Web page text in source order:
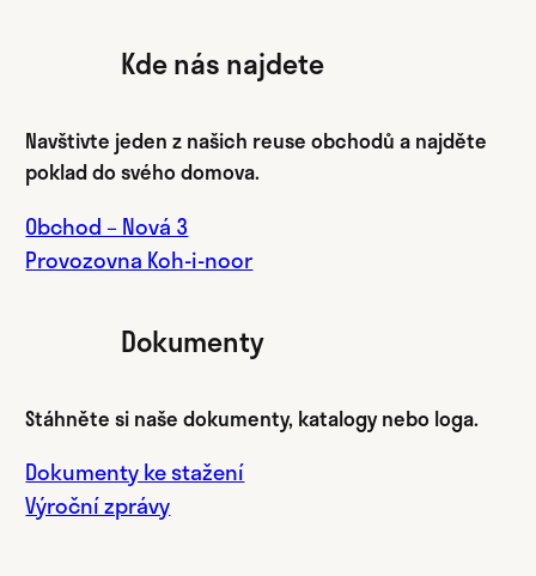
Kde nás najdete
Navštivte jeden z našich reuse obchodů a najděte
poklad do svého domova.
Obchod – Nová 3
Provozovna Koh-i-noor
Dokumenty
Stáhněte si naše dokumenty, katalogy nebo loga.
Dokumenty ke stažení
Výroční zprávy